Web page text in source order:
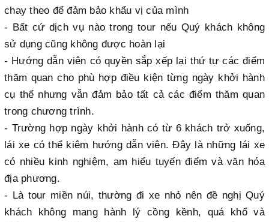
chay theo để đảm bảo khẩu vị của mình
- Bất cứ dịch vụ nào trong tour nếu Quý khách không
sử dụng cũng không được hoàn lại
- Hướng dẫn viên có quyền sắp xếp lại thứ tự các điểm
thăm quan cho phù hợp điều kiện từng ngày khởi hành
cụ thể nhưng vẫn đảm bảo tất cả các điểm thăm quan
trong chương trình.
- Trường hợp ngày khởi hành có từ 6 khách trở xuống,
lái xe có thể kiêm hướng dẫn viên. Đây là những lái xe
có nhiều kinh nghiệm, am hiểu tuyến điểm và văn hóa
địa phương.
- Là tour miền núi, thường đi xe nhỏ nên đề nghị Quý
khách không mang hành lý cồng kềnh, quá khổ và